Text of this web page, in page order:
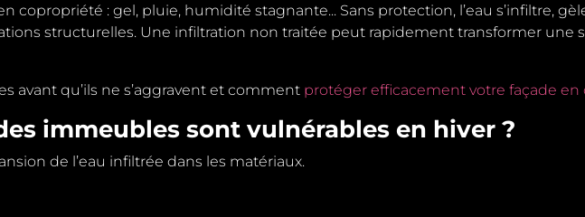
copropriété : gel, pluie, humidité stagnante... Sans protection, l’eau s’infiltre,
structurelles. Une infiltration non traitée peut rapidement transformer une
avant qu’ils ne s’aggravent et comment protéger efficacement votre façade en
immeubles sont vulnérables en hiver ?
de l’eau infiltrée dans les matériaux.